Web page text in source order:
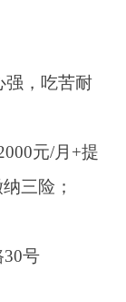
，电
驶
责任
五险